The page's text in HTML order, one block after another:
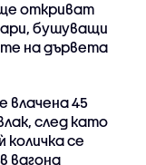
откриват
бушуващи
на дървета
влачена 45
след като
се
вагона